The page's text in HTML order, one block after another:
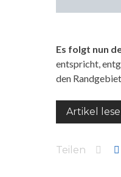
Es folgt nun
entspricht,
den
Artikel
Teilen